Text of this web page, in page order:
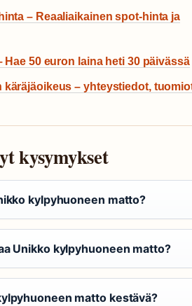
– Reaaliaikainen spot-hinta ja
Hae 50 euron laina heti 30 päivässä
käräjäoikeus – yhteystiedot,
kysymykset
kylpyhuoneen matto?
Unikko kylpyhuoneen matto?
matto kestävä?